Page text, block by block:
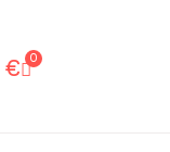
€ 0